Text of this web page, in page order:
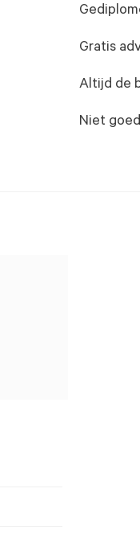
Gratis
Altijd de
Niet